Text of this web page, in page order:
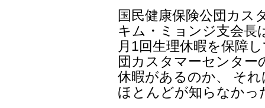
国民健康保険公団カス
キム・ミョンジ支会長
月1回生理休暇を保障
団カスタマーセンター
休暇があるのか、 そ
ほとんどが知らなかっ